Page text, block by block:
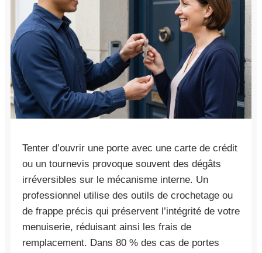
Tenter d’ouvrir une porte avec une carte de crédit
ou un tournevis provoque souvent des dégâts
irréversibles sur le mécanisme interne. Un
professionnel utilise des outils de crochetage ou
de frappe précis qui préservent l’intégrité de votre
menuiserie, réduisant ainsi les frais de
remplacement. Dans 80 % des cas de portes